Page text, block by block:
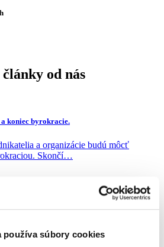
používa súbory cookies
od nás
koniec byrokracie.
a organizácie budú môcť
Skončí…
v zákone o účtovníctve, Ministerstvo